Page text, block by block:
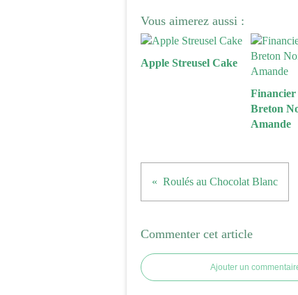
Vous aimerez aussi :
Apple Streusel Cake
Financier
Breton
Amande
Roulés au Chocolat Blanc
Commenter cet article
Ajouter un